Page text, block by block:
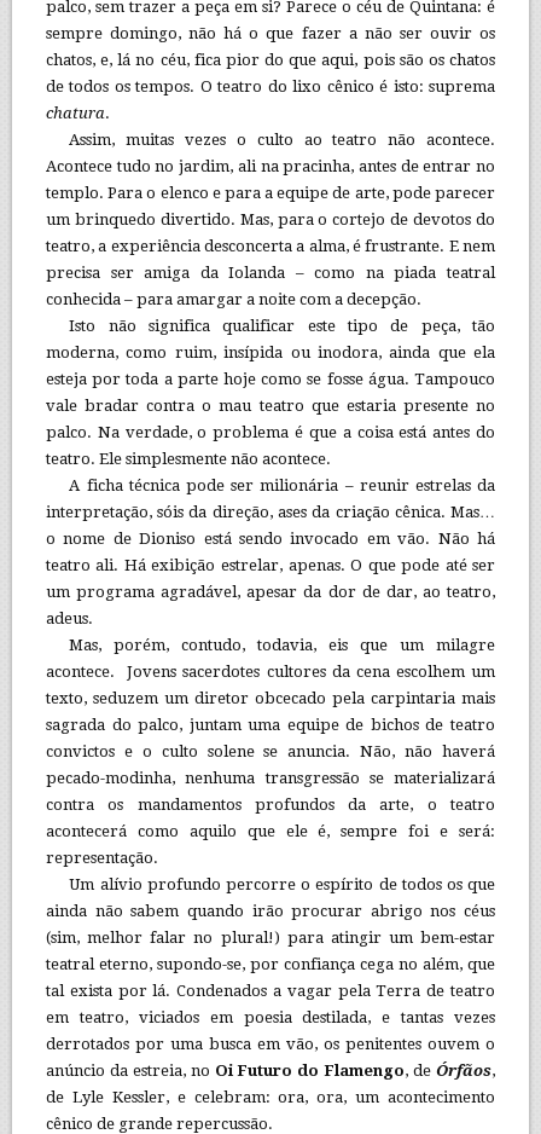
palco, sem trazer a peça em si? Parece o céu de Quintana: é
sempre domingo, não há o que fazer a não ser ouvir os
chatos, e, lá no céu, fica pior do que aqui, pois são os chatos
de todos os tempos. O teatro do lixo cênico é isto: suprema
chatura.
Assim, muitas vezes o culto ao teatro não acontece.
Acontece tudo no jardim, ali na pracinha, antes de entrar no
templo. Para o elenco e para a equipe de arte, pode parecer
um brinquedo divertido. Mas, para o cortejo de devotos do
teatro, a experiência desconcerta a alma, é frustrante. E nem
precisa ser amiga da Iolanda – como na piada teatral
conhecida – para amargar a noite com a decepção.
Isto não significa qualificar este tipo de peça, tão
moderna, como ruim, insípida ou inodora, ainda que ela
esteja por toda a parte hoje como se fosse água. Tampouco
vale bradar contra o mau teatro que estaria presente no
palco. Na verdade, o problema é que a coisa está antes do
teatro. Ele simplesmente não acontece.
A ficha técnica pode ser milionária – reunir estrelas da
interpretação, sóis da direção, ases da criação cênica. Mas…
o nome de Dioniso está sendo invocado em vão. Não há
teatro ali. Há exibição estrelar, apenas. O que pode até ser
um programa agradável, apesar da dor de dar, ao teatro,
adeus.
Mas, porém, contudo, todavia, eis que um milagre
acontece. Jovens sacerdotes cultores da cena escolhem um
texto, seduzem um diretor obcecado pela carpintaria mais
sagrada do palco, juntam uma equipe de bichos de teatro
convictos e o culto solene se anuncia. Não, não haverá
pecado-modinha, nenhuma transgressão se materializará
contra os mandamentos profundos da arte, o teatro
acontecerá como aquilo que ele é, sempre foi e será:
representação.
Um alívio profundo percorre o espírito de todos os que
ainda não sabem quando irão procurar abrigo nos céus
(sim, melhor falar no plural!) para atingir um bem-estar
teatral eterno, supondo-se, por confiança cega no além, que
tal exista por lá. Condenados a vagar pela Terra de teatro
em teatro, viciados em poesia destilada, e tantas vezes
derrotados por uma busca em vão, os penitentes ouvem o
anúncio da estreia, no Oi Futuro do Flamengo, deÓrfãos,
de Lyle Kessler, e celebram: ora, ora, um acontecimento
cênico de grande repercussão.